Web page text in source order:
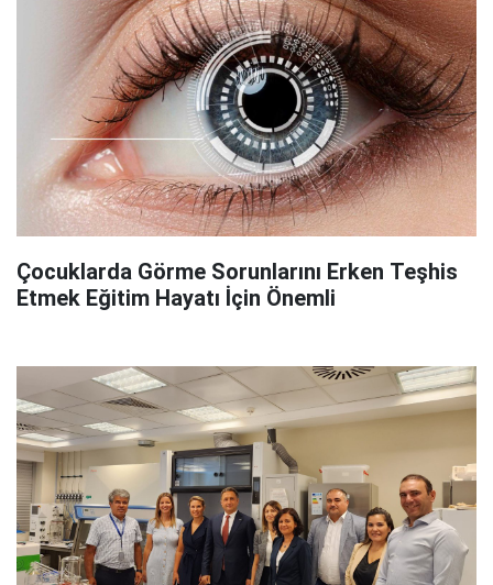
Çocuklarda Görme Sorunlarını Erken Teşhis
Etmek Eğitim Hayatı İçin Önemli